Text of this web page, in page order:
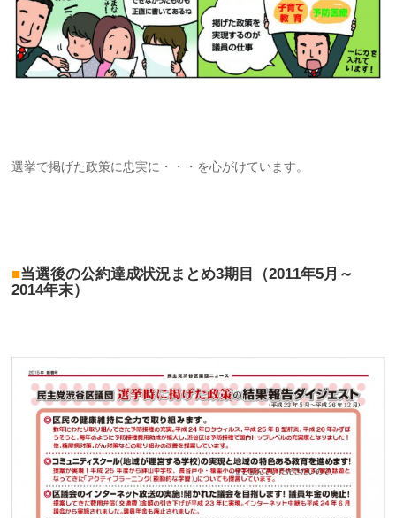
選挙で掲げた政策に忠実に・・・を心がけています。
■当選後の公約達成状況まとめ3期目（2011年5月～
2014年末）